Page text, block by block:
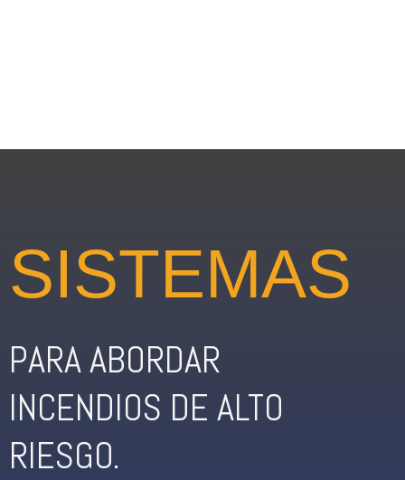
SISTEMAS
PARA ABORDAR
INCENDIOS DE ALTO
RIESGO.